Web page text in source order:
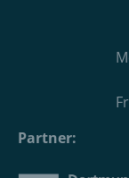
Partner: